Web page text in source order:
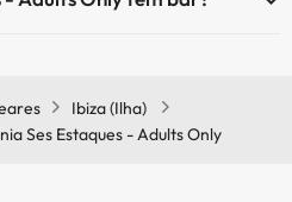
Ibiza (Ilha)
Ses Estaques - Adults Only